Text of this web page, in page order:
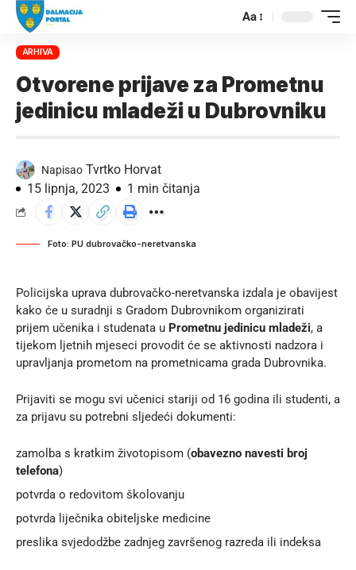
Aa
ARHIVA
Otvorene prijave za Prometnu
jedinicu mladeži u Dubrovniku
Napisao Tvrtko Horvat
15 lipnja, 2023
1 min čitanja
Foto: PU dubrovačko-neretvanska
Policijska uprava dubrovačko-neretvanska izdala je obavijest
kako će u suradnji s Gradom Dubrovnikom organizirati
prijem učenika i studenata u Prometnu jedinicu mladeži, a
tijekom ljetnih mjeseci provodit će se aktivnosti nadzora i
upravljanja prometom na prometnicama grada Dubrovnika.
Prijaviti se mogu svi učenici stariji od 16 godina ili studenti, a
za prijavu su potrebni sljedeći dokumenti:
zamolba s kratkim životopisom (obavezno navesti broj
telefona)
potvrda o redovitom školovanju
potvrda liječnika obiteljske medicine
preslika svjedodžbe zadnjeg završenog razreda ili indeksa